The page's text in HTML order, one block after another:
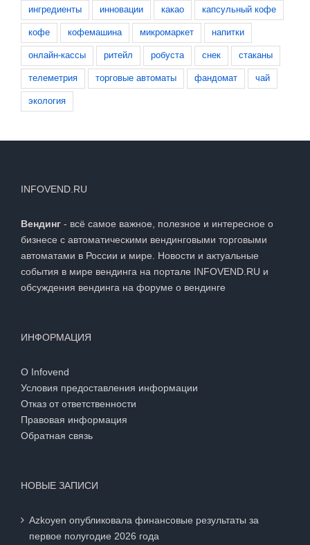
ингредиенты инновации какао капсульный кофе
кофе кофемашина микромаркет напитки
онлайн-кассы ритейл робуста снек стаканы
телеметрия торговые автоматы фандомат чай
экология
INFOVEND.RU
Вендинг - всё самое важное, полезное и интересное о
бизнесе с автоматическими вендинговыми торговыми
автоматами в России и мире. Новости и актуальные
события в мире вендинга на портале INFOVEND.RU и
обсуждения вендинга на форуме о вендинге
ИНФОРМАЦИЯ
О Infovend
Условия предоставления информации
Отказ от ответственности
Правовая информация
Обратная связь
НОВЫЕ ЗАПИСИ
Azkoyen опубликовала финансовые результаты за
первое полугодие 2026 года